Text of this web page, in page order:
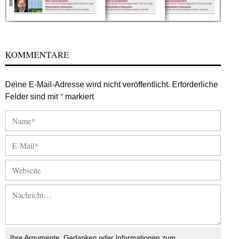
KOMMENTARE
Deine E-Mail-Adresse wird nicht veröffentlicht. Erforderliche
Felder sind mit* markiert
Ihre Argumente, Gedanken oder Informationen zum